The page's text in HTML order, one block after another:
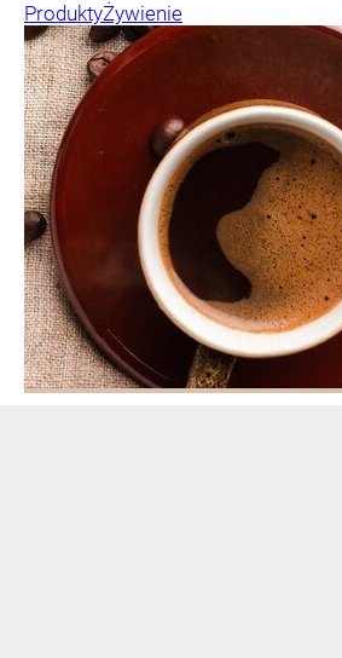
ProduktyŻywienie